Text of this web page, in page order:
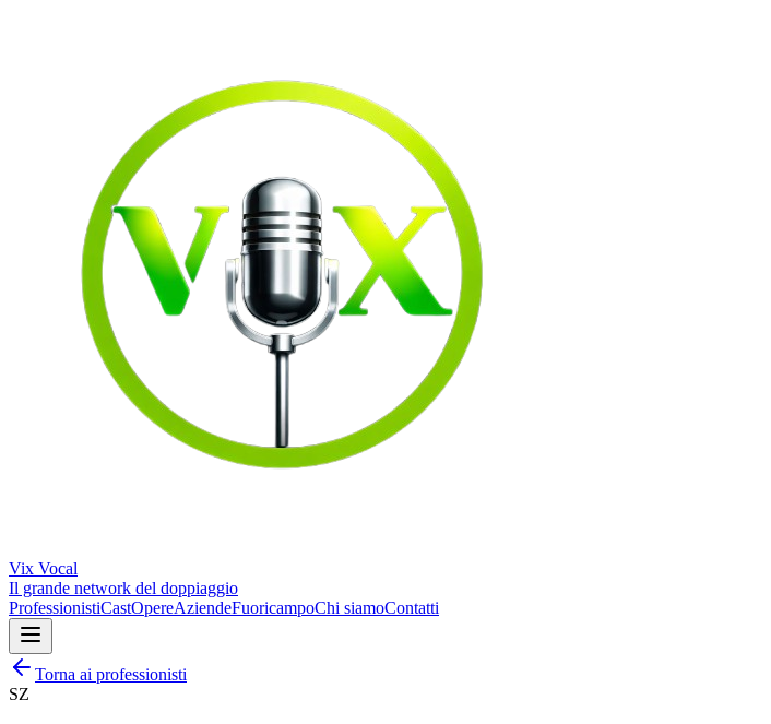
Vix Vocal
Il grande network del doppiaggio
ProfessionistiCastOpereAziendeFuoricampoChi siamoContatti
Torna ai professionisti
SZ